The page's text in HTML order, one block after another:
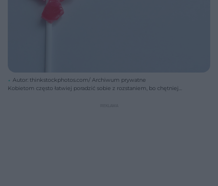
Autor: thinkstockphotos.com/ Archiwum prywatne
Kobietom często łatwiej poradzić sobie z rozstaniem, bo chętniej